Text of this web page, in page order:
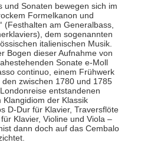
und Sonaten bewegen sich im
Formelkanon und
(Festhalten am Generalbass,
dem sogenannten
italienischen Musik.
Bogen dieser Aufnahme von
Sonate e-Moll
continuo, einem Frühwerk
zwischen 1780 und 1785
entstandenen
der Klassik
D-Dur für Klavier, Traversflöte
Klavier, Violine und Viola –
dann doch auf das Cembalo